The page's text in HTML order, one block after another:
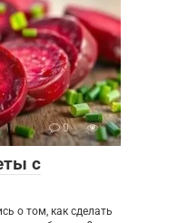
0
с
о том, как сделать